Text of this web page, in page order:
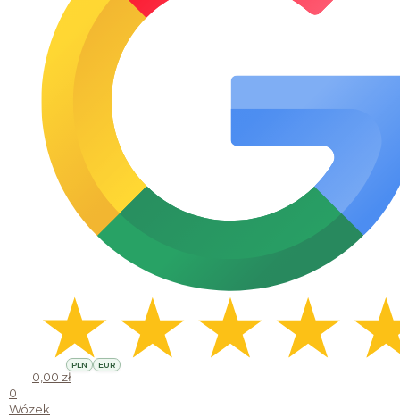
PLN EUR
0,00 zł
0
Wózek